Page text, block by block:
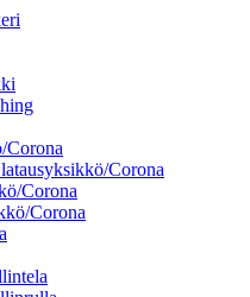
Corona
Corona
Corona
Corona